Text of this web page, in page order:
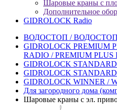
Шаровые краны с
Дополнительное
GIDROLOCK Radio
ВОДОСТОП / ВОДОСТОП
GIDROLOCK PREMIUM
RADIO / PREMIUM PLUS
GIDROLOCK
GIDROLOCK STANDARD
GIDROLOCK WINNER /
Для загородного дома
Шаровые краны с эл.